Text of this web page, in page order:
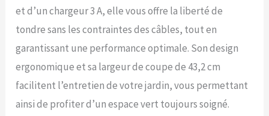
et d’un chargeur 3 A, elle vous offre la liberté de
tondre sans les contraintes des câbles, tout en
garantissant une performance optimale. Son design
ergonomique et sa largeur de coupe de 43,2 cm
facilitent l’entretien de votre jardin, vous permettant
ainsi de profiter d’un espace vert toujours soigné.